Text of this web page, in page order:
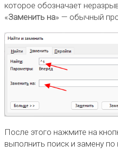
которое обозначает
«Заменить на» — обычный
После этого нажмите на
выполнить поиск и замену по